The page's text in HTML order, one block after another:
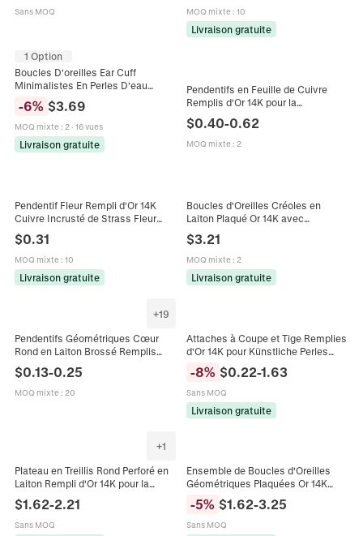
Femme
Sans MOQ MOQ mixte: 10
Livraison gratuite
1 Option
Boucles D'oreilles Ear Cuff
Minimalistes En Perles D'eau
Percées Alliage Plaqué Or Pour
Femmes Élégantes
-6% $3.69
MOQ mixte: 2· 16 vues
Livraison gratuite
Pendentifs en Feuille de Cuivre
Remplis d'Or 14K pour la
Fabrication de Bijoux Breloques
Botaniques Texturées Composants
en Feuille pour Boucles d'Oreilles
$0.40-0.62
MOQ mixte: 2
Pendentif Fleur Rempli d'Or 14K
Cuivre Incrusté de Strass Fleur
Accessoires de Fabrication de
Bijoux DIY pour Boucles d'Oreilles
$0.31
MOQ mixte: 10
Livraison gratuite
Boucles d'Oreilles Créoles en
Laiton Plaqué Or 14K avec
Zirconium Cubique en Forme de U
pour Femme Bijoux d'Oreille Légers
Hypoallergéniques
$3.21
MOQ mixte: 2
Livraison gratuite
+19
Pendentifs Géométriques Cœur
Rond en Laiton Brossé Remplis
d'Or 14K pour la Fabrication de
Bijoux Boucles d'Oreilles Bricolage
Femmes
$0.13-0.25
MOQ mixte: 20
Attaches à Coupe et Tige Remplies
d'Or 14K pour Künstliche Perles
Semi-Percées Fournitures de
Bijoux Accessoires DIY pour
Colliers Bracelets Boucles
d'Oreilles
-8% $0.22-1.63
Sans MOQ
Livraison gratuite
+1
Plateau en Treillis Rond Perforé en
Laiton Rempli d'Or 14K pour la
Fabrication de Bijoux DIY Boucles
d'Oreilles Broche Composants
$1.62-2.21
Sans MOQ
Ensemble de Boucles d'Oreilles
Géométriques Plaquées Or 14K
pour Femmes Zirconia Micro Pavé
Clous Créoles Bijoux Quotidiens
Polyvalents
-5% $1.62-3.25
Sans MOQ